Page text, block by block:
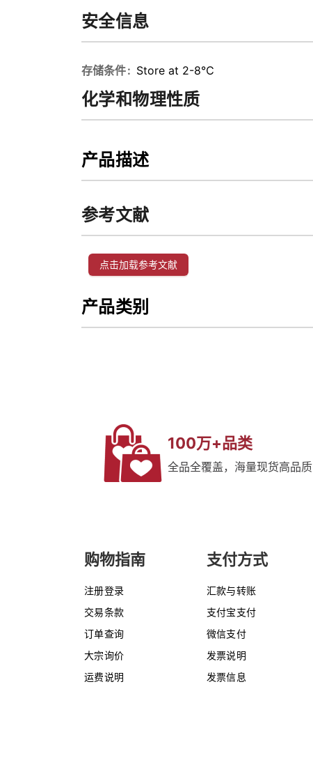
安全信息
存储条件 Store at 2-8℃
化学和物理性质
产品描述
参考文献
点击加载参考文献
产品类别
100万+品类
全品全覆盖，海量现货高品质
购物指南
注册登录
交易条款
订单查询
大宗询价
运费说明
支付方式
汇款与转账
支付宝支付
微信支付
发票说明
发票信息